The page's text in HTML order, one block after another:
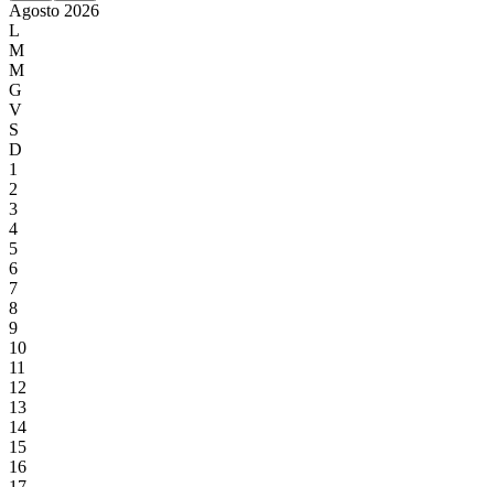
Agosto 2026
L
M
M
G
V
S
D
1
2
3
4
5
6
7
8
9
10
11
12
13
14
15
16